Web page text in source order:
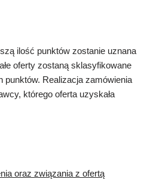
ilość punktów zostanie uznana
oferty zostaną sklasyfikowane
Realizacja zamówienia
którego oferta uzyskała
oraz związania z ofertą